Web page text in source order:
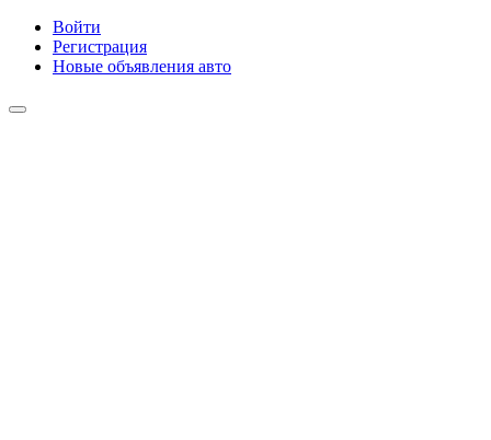
Войти
Регистрация
Новые объявления авто